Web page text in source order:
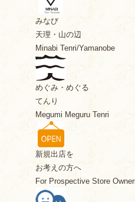
みなび
天理・山の辺
Minabi Tenri/Yamanobe
めぐみ・めぐる
てんり
Megumi Meguru Tenri
新規出店を
お考えの方へ
For Prospective Store